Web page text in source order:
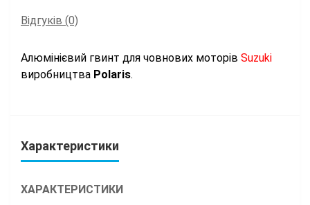
Відгуків (0)
Алюмінієвий гвинт для човнових моторів Suzuki
виробництва Polaris.
Характеристики
ХАРАКТЕРИСТИКИ